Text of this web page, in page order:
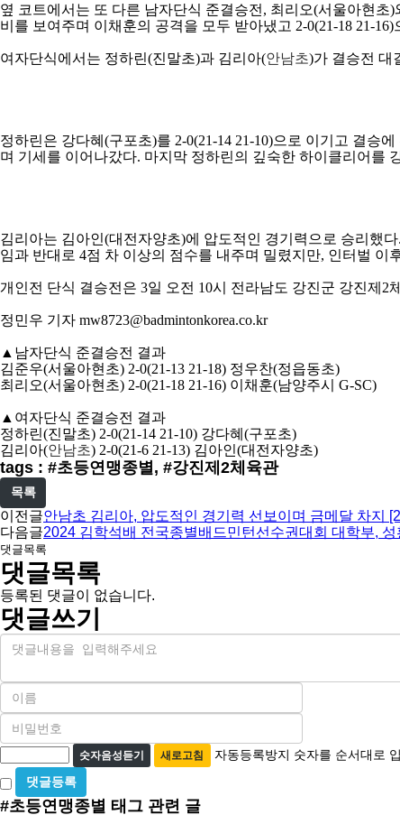
옆 코트에서는 또 다른 남자단식 준결승전 , 최리오(서울아현초)
비를 보여주며 이채훈의 공격을 모두 받아냈고 2-0(21-18 21-16)
여자단식에서는 정하린(진말초)과 김리아(안남초)가 결승전 대
정하린은 강다혜 (구포초)를 2-0(21-14 21-10)으로 이기고 결승에
며 기세를 이어나갔다. 마지막 정하린의 깊숙한 하이클리어를
김리아는 김아인(대전자양초)에 압도적인 경기력으로 승리했다
임과 반대로 4점 차 이상의 점수를 내주며 밀렸지만, 인터벌 이
개인전 단식 결승전은 3일 오전 10시 전라남도 강진군 강진제 2
정민우 기자 mw8723@badmintonkorea.co.kr
▲ 남자단식 준결승전 결과
김준우(서울아현초) 2-0(21-13 21-18) 정우찬(정읍동초)
최리오(서울아현초) 2-0(21-18 21-16) 이채훈(남양주시 G-SC)
▲ 여자단식 준결승전 결과
정하린(진말초) 2-0(21-14 21-10) 강다혜 (구포초)
김리아(안남초) 2-0(21-6 21-13) 김아인(대전자양초)
tags : #초등연맹종별, #강진제2체육관
목록
이전글안남초 김리아, 압도적인 경기력 선보이며 금메달 차지
다음글2024 김학석배 전국종별배드민턴선수권대회 대학부, 성
댓글목록
댓글목록
등록된 댓글이 없습니다.
댓글쓰기
내
이
필
수
비
밀
번
호
필
수
자
동
등
숫자음성듣기 새로고침 자동등록방지 숫자를 순서대로
비
밀
#초등연맹종별 태그 관련 글